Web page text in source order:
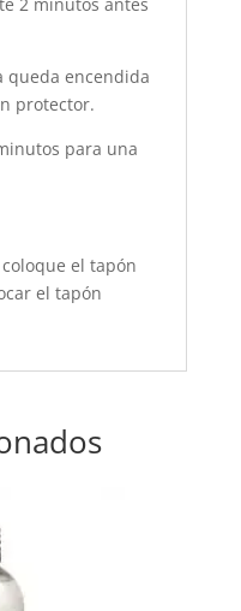
2 minutos antes
queda encendida
protector.
para una
el tapón
el tapón